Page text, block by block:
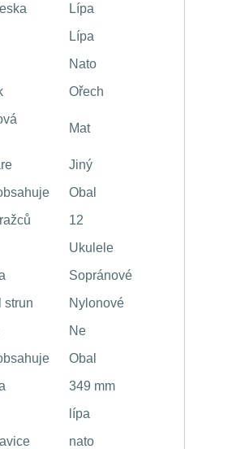
Lípa
Lípa
Nato
Ořech
Mat
Jiný
Obal
12
Ukulele
Sopránové
strun
Nylonové
Ne
Obal
349 mm
lípa
nato